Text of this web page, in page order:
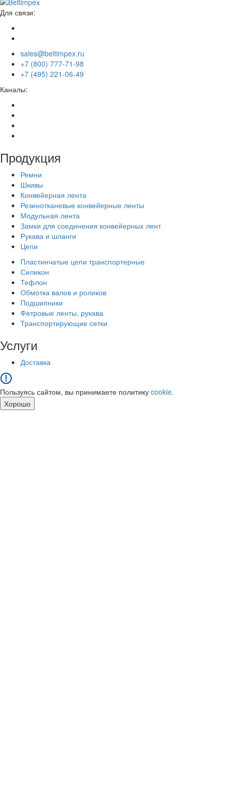
Для связи:
sales@beltimpex.ru
+7 (800) 777-71-98
+7 (495) 221-06-49
Каналы:
Продукция
Ремни
Шкивы
Конвейерная лента
Резинотканевые конвейерные ленты
Модульная лента
Замки для соединения конвейерных лент
Рукава и шланги
Цепи
Пластинчатые цепи транспортерные
Силикон
Тефлон
Обмотка валов и роликов
Подшипники
Фетровые ленты, рукава
Транспортирующие сетки
Услуги
Доставка
Пользуясь сайтом, вы принимаете политику cookie.
Хорошо